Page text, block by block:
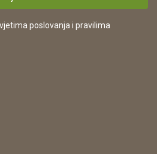
poslovanja i pravilima